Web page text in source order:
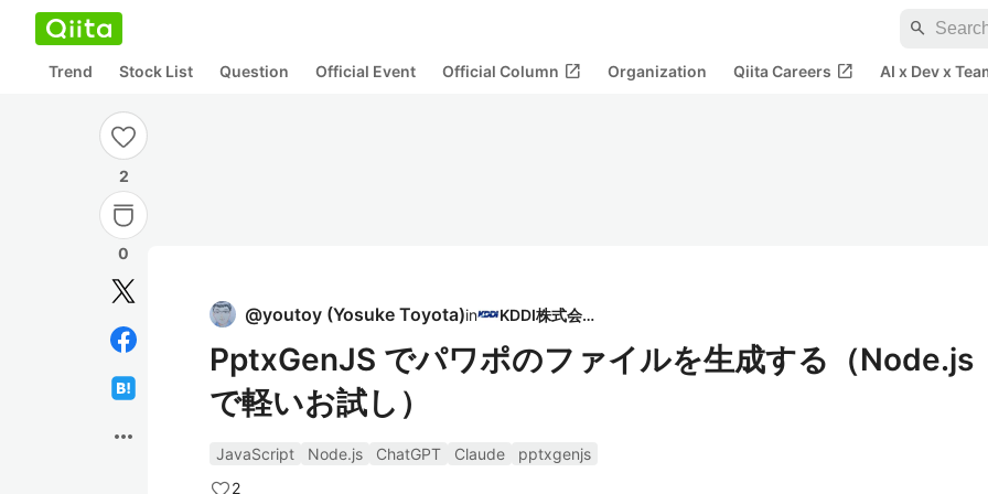
search
Trend Stock List Question Official Event Official Column open_in_new Organization Qiita Careers open_in_new AI x Dev x
2
0
more_horiz
@youtoy (Yosuke Toyota)in KDDI株式会社
PptxGenJS でパワポのファイルを生成する（Node.js
で軽いお試し）
JavaScript Node.js ChatGPT Claude
pptxgenjs
2